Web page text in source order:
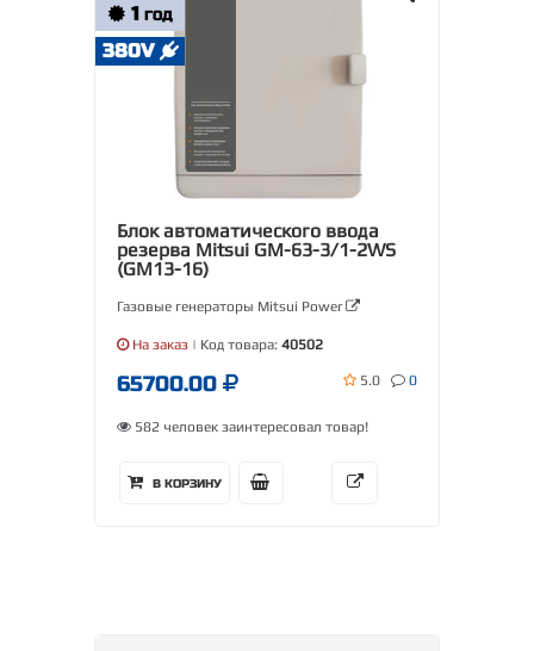
1 ГОД
380V
Блок автоматического ввода
резерва Mitsui GM-63-3/1-2WS
(GM13-16)
Газовые генераторы Mitsui Power
На заказ | Код товара: 40502
65700.00 5.0 0
582 человек заинтересовал товар!
В КОРЗИНУ